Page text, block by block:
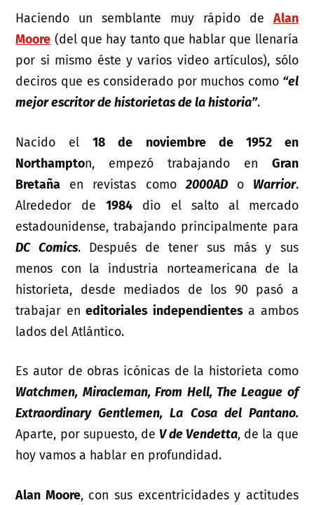
Haciendo un semblante muy rápido de Alan
Moore (del que hay tanto que hablar que llenaría
por si mismo éste y varios video artículos), sólo
deciros que es considerado por muchos como “el
mejor escritor de historietas de la historia”.
Nacido el18 de noviembre de 1952 en
Northampton, empezó trabajando en Gran
Bretaña en revistas como2000ADo Warrior.
Alrededor de1984 dio el salto al mercado
estadounidense, trabajando principalmente para
DC Comics. Después de tener sus más y sus
menos con la industria norteamericana de la
historieta, desde mediados de los 90 pasó a
trabajar eneditoriales independientesa ambos
lados del Atlántico.
Es autor de obras icónicas de la historieta como
Watchmen, Miracleman, From Hell, The League of
Extraordinary Gentlemen, La Cosa del Pantano.
Aparte, por supuesto, de V de Vendetta, de la que
hoy vamos a hablar en profundidad.
Alan Moore, con sus excentricidades y actitudes